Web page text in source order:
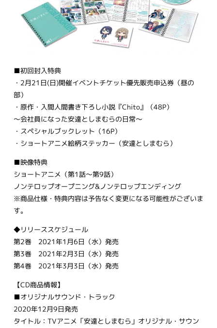
■初回封入特典
・2月21日(日)開催イベントチケット優先販売申込券（昼の
部）
・原作・入間人間書き下ろし小説『Chito』（48P）
〜会社員になった安達としまむらの日常〜
・スペシャルブックレット（16P）
・ショートアニメ絵柄ステッカー（安達としまむら）
■映像特典
ショートアニメ（第1話〜第9話）
ノンテロップオープニング&ノンテロップエンディング
※商品仕様・特典内容は予告なく変更になる可能性がございま
す。
◆リリーススケジュール
第2巻 2021年1月6日（水）発売
第3巻 2021年2月3日（水）発売
第4巻 2021年3月3日（水）発売
【CD商品情報】
■オリジナルサウンド・トラック
2020年12月9日発売
タイトル：TVアニメ「安達としまむら」オリジナル・サウン